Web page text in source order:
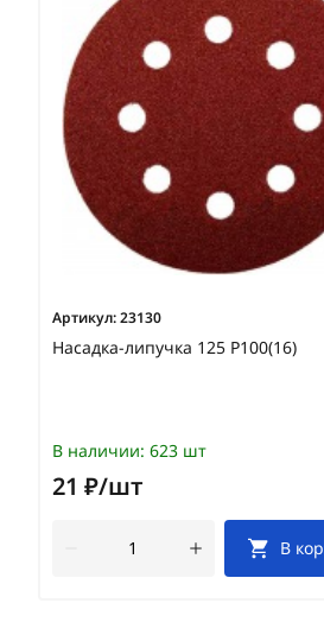
Артикул:23130
Насадка-липучка 125 Р100(16)
В наличии: 623 шт
21 ₽/шт
В